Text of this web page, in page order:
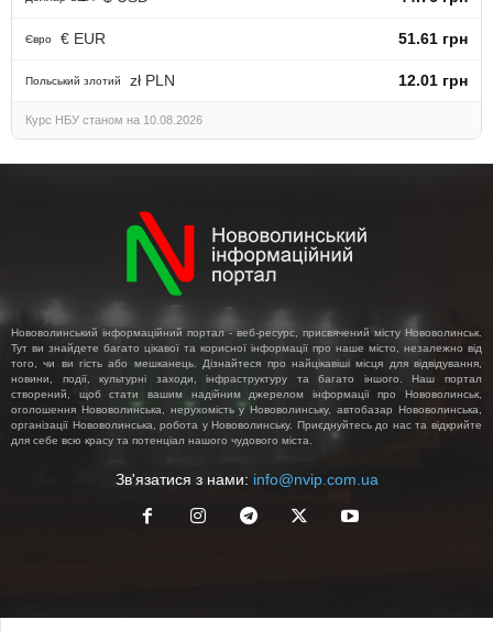
Євро € EUR 51.61 грн
Польський злотий zł PLN 12.01 грн
Курс НБУ станом на 10.08.2026
Нововолинський інформаційний портал - веб-ресурс, присвячений місту Нововолинськ.
Тут ви знайдете багато цікавої та корисної інформації про наше місто, незалежно від
того, чи ви гість або мешканець. Дізнайтеся про найцікавіші місця для відвідування,
новини, події, культурні заходи, інфраструктуру та багато іншого. Наш портал
створений, щоб стати вашим надійним джерелом інформації про Нововолинськ,
оголошення Нововолинська, нерухомість у Нововолинську, автобазар Нововолинська,
організації Нововолинська, робота у Нововолинську. Приєднуйтесь до нас та відкрийте
для себе всю красу та потенціал нашого чудового міста.
Зв'язатися з нами: info@nvip.com.ua